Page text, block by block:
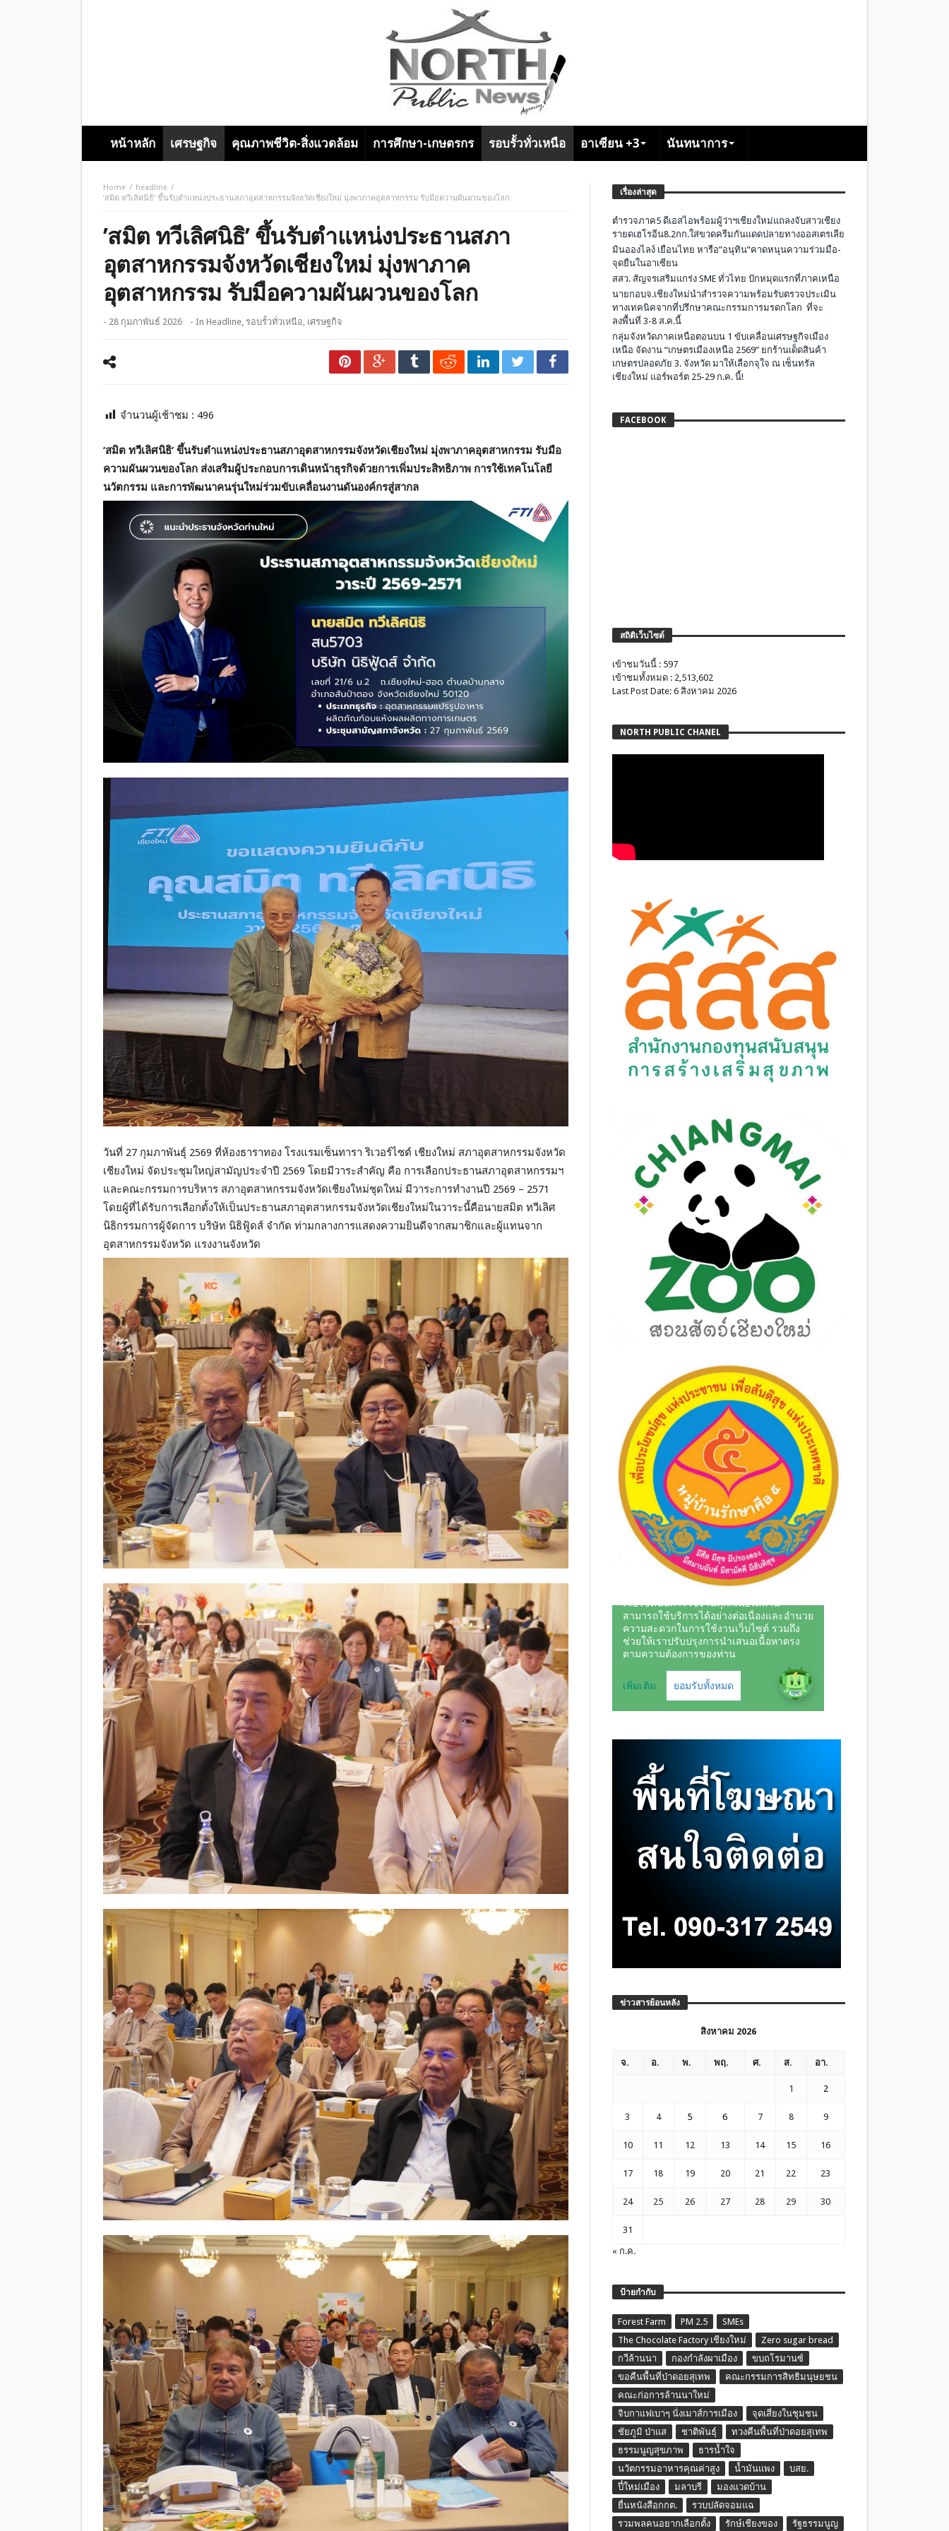
หน้าหลัก เศรษฐกิจ คุณภาพชีวิต-สิ่งแวดล้อม การศึกษา-เกษตรกร รอบรั้วทั่วเหนือ อาเซียน +3 นันทนาการ
Home
headline
’สมิต ทวีเลิศนิธิ’ ขึ้นรับตำแหน่งประธานสภาอุตสาหกรรมจังหวัดเชียงใหม่ มุ่งพาภาคอุตสาหกรรม รับมือความผันผวนของโลก
’สมิต ทวีเลิศนิธิ’ ขึ้นรับตำแหน่งประธานสภา
อุตสาหกรรมจังหวัดเชียงใหม่ มุ่งพาภาค
อุตสาหกรรม รับมือความผันผวนของโลก
- 28 กุมภาพันธ์ 2026 - In Headline, รอบรั้วทั่วเหนือ, เศรษฐกิจ
จำนวนผู้เช้าชม : 496
’สมิต ทวีเลิศนิธิ’ ขึ้นรับตำแหน่งประธานสภาอุตสาหกรรมจังหวัดเชียงใหม่ มุ่งพาภาคอุตสาหกรรม รับมือ
ความผันผวนของโลก ส่งเสริมผู้ประกอบการเดินหน้าธุรกิจด้วยการเพิ่มประสิทธิภาพ การใช้เทคโนโลยี
นวัตกรรม และการพัฒนาคนรุ่นใหม่ร่วมขับเคลื่อนงานดันองค์กรสู่สากล
วันที่ 27 กุมภาพันธุ์ 2569 ที่ห้องธาราทอง โรงแรมเซ็นทารา ริเวอร์ไซต์ เชียงใหม่ สภาอุตสาหกรรมจังหวัด
เชียงใหม่ จัดประชุมใหญ่สามัญประจำปี 2569 โดยมีวาระสำคัญ คือ การเลือกประธานสภาอุตสาหกรรมฯ
และคณะกรรมการบริหาร สภาอุตสาหกรรมจังหวัดเชียงใหม่ชุดใหม่ มีวาระการทำงานปี 2569 – 2571
โดยผู้ที่ได้รับการเลือกตั้งให้เป็นประธานสภาอุตสาหกรรมจังหวัดเชียงใหม่ในวาระนี้คือนายสมิต ทวีเลิศ
นิธิกรรมการผู้จัดการ บริษัท นิธิฟู้ดส์ จำกัด ท่ามกลางการแสดงความยินดีจากสมาชิกและผู้แทนจาก
อุตสาหกรรมจังหวัด แรงงานจังหวัด
เรื่องล่าสุด
ตำรวจภาค5 ดีเอสไอพร้อมผู้ว่าฯเชียงใหม่แถลงจับสาวเชียง
รายดเฮโรอีน8.2กก.ใส่ขวดครีมกันแดดปลายทางออสเตรเลีย
มินอองไลง์ เยือนไทย หารือ”อนุทิน”คาดหนุนความร่วมมือ-
จุดยืนในอาเซียน
สสว. สัญจรเสริมแกร่ง SME ทั่วไทย ปักหมุดแรกที่ภาคเหนือ
นายกอบจ.เชียงใหม่นำสำรวจความพร้อมรับตรวจประเมิน
ทางเทคนิคจากที่ปรึกษาคณะกรรมการมรดกโลก ที่จะ
ลงพื้นที่ 3-8 ส.ค.นี้
กลุ่มจังหวัดภาคเหนือตอนบน 1 ขับเคลื่อนเศรษฐกิจเมือง
เหนือ จัดงาน “เกษตรเมืองเหนือ 2569” ยกร้านเด็ดสินค้า
เกษตรปลอดภัย 3. จังหวัด มาให้เลือกจุใจ ณ เซ็นทรัล
เชียงใหม่ แอร์พอร์ต 25-29 ก.ค. นี้!
FACEBOOK
สถิติเว็บไซต์
เข้าชมวันนี้ : 597
เข้าชมทั้งหมด : 2,513,602
Last Post Date: 6 สิงหาคม 2026
NORTH PUBLIC CHANEL
ข่าวสารย้อนหลัง
สิงหาคม 2026
จ. อ. พ. พฤ. ศ. ส. อา.
1 2
3 4 5 6 7 8 9
10 11 12 13 14 15 16
17 18 19 20 21 22 23
24 25 26 27 28 29 30
31
« ก.ค.
ป้ายกำกับ
Forest Farm PM 2.5
SMEs
The Chocolate Factory เชียงใหม่
Zero sugar bread
กวีล้านนา
กองกำลังผาเมือง
ขบถโรมานซ์
ขอคืนพื้นที่ป่าดอยสุเทพ
คณะกรรมการสิทธิมนุษยชน
คณะก่อการล้านนาใหม่
จิบกาแฟเบาๆ นั่งเมาส์การเมือง
จุดเสี่ยงในชุมชน
ชัยภูมิ ป่าแส
ชาติพันธุ์
ทวงคืนพื้นที่ป่าดอยสุเทพ
ธรรมนูญสุขภาพ
ธารน้ำใจ
นวัตกรรมอาหารคุณค่าสูง
น้ำมันแพง
บสย.
ปี๋ใหม่เมือง
มลาบรี
มองแวดบ้าน
ยื่นหนังสือกกต.
รวบปลัดจอมแฉ
รวมพลคนอยากเลือกตั้ง
รักษ์เชียงของ รัฐธรรมนูญ